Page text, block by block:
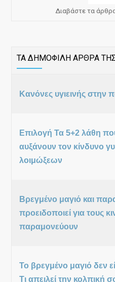
Διαβάστε τα
ΤΑ ΔΗΜΟΦΙΛΗ ΑΡΘΡΑ
Κανόνες υγιεινής στην
Επιλογή Τα 5+2 λάθη
αυξάνουν τον κίνδυνο
λοιμώξεων
Βρεγμένο μαγιό και
προειδοποιεί για τους
παραμονεύουν
Το βρεγμένο μαγιό δεν
Τι απειλεί την κολπική